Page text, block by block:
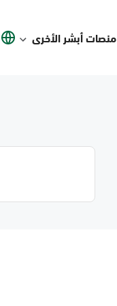
منصات أبشر الأخرى